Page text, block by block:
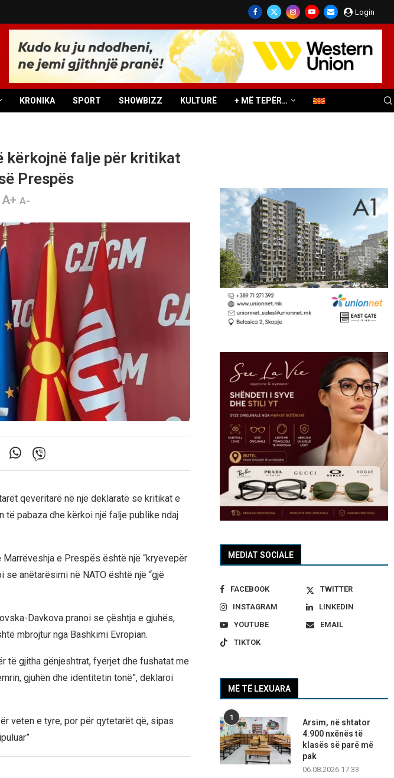
Login
KRONIKA SPORT SHOWBIZZ KULTURË + MË TEPËR…
kërkojnë falje për kritikat
Prespës
A+ A-
qeveritarë në një deklaratë se kritikat e
pabaza dhe kërkoi një falje publike ndaj
e Prespës është një “kryevepër
anëtarësimi në NATO është një “gjë
Davkova pranoi se çështja e gjuhës,
mbrojtur nga Bashkimi Evropian.
të gjitha gënjeshtrat, fyerjet dhe fushatat me
gjuhën dhe identitetin tonë”, deklaroi
veten e tyre, por për qytetarët që, sipas
MEDIAT SOCIALE
FACEBOOK
TWITTER
INSTAGRAM
LINKEDIN
YOUTUBE
EMAIL
TIKTOK
MË TË LEXUARA
1
Arsim, në shtator
4.900 nxënës të
klasës së parë më
pak
06.08.2026 17:33